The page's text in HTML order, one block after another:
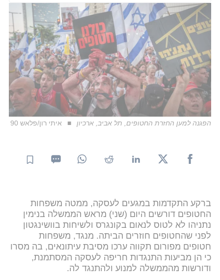
הפגנה למען החזרת החטופים, תל אביב, ארכיון איתי רון/פלאש 90
ברקע התקדמות במגעים לעסקה, ממטה משפחות
החטופים דורשים היום (שני) מראש הממשלה בנימין
נתניהו לא לטוס לנאום בקונגרס ולשיחות בוושינגטון
לפני שהחטופים חוזרים הביתה. מנגד, משפחות
חטופים מפורום תקווה ערכו מסיבת עיתונאים, בה מסרו
כי הן מביעות התנגדות חריפה לעסקה המסתמנת,
ודורשות מהממשלה למנוע ולהתנגד לה.